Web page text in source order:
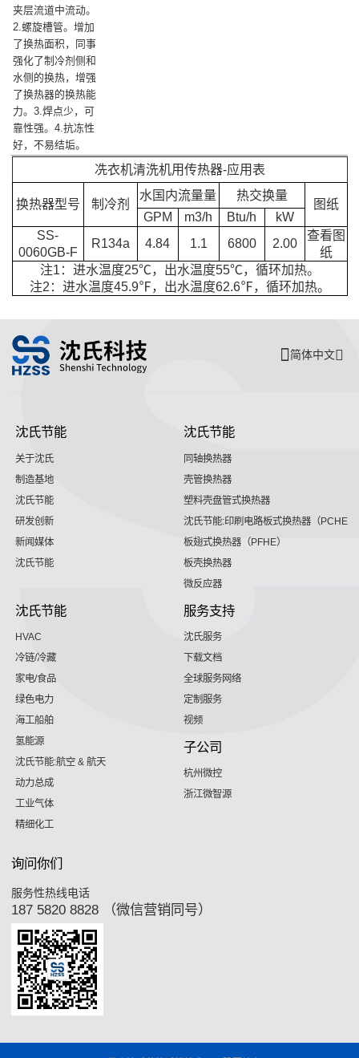
夹层流道中流动。
2.螺旋槽管。增加
了换热面积，同事
强化了制冷剂侧和
水侧的换热，增强
了换热器的换热能
力。3.焊点少，可
靠性强。4.抗冻性
好，不易结垢。
冼衣机清洗机用传热器-应用表
换热器型号 制冷剂
水国内流量量 热交换量
图纸
GPM
m3/h Btu/h
kW
SS-
0060GB-F
R134a 4.84 1.1 6800 2.00
查看图
纸
注1：进水温度25℃，出水温度55℃，循环加热。
注2：进水温度45.9℉，出水温度62.6℉，循环加热。
简体中文
沈氏节能
关于沈氏
制造基地
沈氏节能
研发创新
新闻媒体
沈氏节能
沈氏节能
同轴换热器
壳管换热器
塑料壳盘管式换热器
沈氏节能:印刷电路板式换热器（PCHE）
板翅式换热器（PFHE）
板壳换热器
微反应器
沈氏节能
HVAC
冷链/冷藏
家电/食品
绿色电力
海工船舶
氢能源
沈氏节能:航空 & 航天
动力总成
工业气体
精细化工
服务支持
沈氏服务
下载文档
全球服务网络
定制服务
视频
子公司
杭州微控
浙江微智源
询问你们
服务性热线电话
187 5820 8828 （微信营销同号）